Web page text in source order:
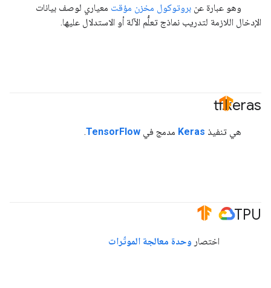
وهو عبارة عن بروتوكول مخزن مؤقت معياري لوصف بيانات
الإدخال اللازمة لتدريب نماذج تعلُّم الآلة أو الاستدلال عليها.
tf.keras
#TensorFlow
هي تنفيذ Keras مدمج في TensorFlow
.
TPU
اختصار وحدة معالجة الموتّرات